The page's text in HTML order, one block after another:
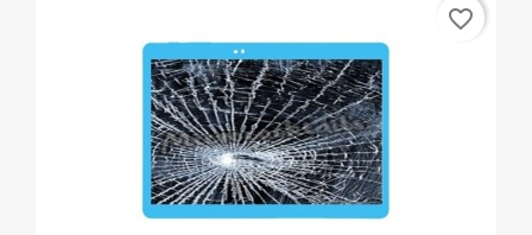
favorite_border